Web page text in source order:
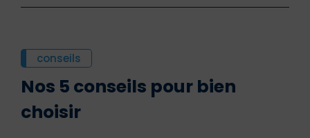
conseils
Nos 5 conseils pour bien
choisir